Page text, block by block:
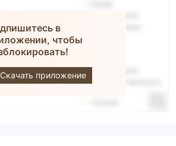
в
чтобы
Скачать приложение
Infinity
Invest